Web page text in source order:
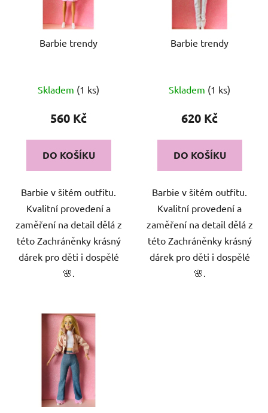
Barbie trendy
Skladem (1 ks)
560 Kč
DO KOŠÍKU
Barbie v šitém outfitu.
Kvalitní provedení a
zaměření na detail dělá z
této Zachráněnky krásný
dárek pro děti i dospělé
🌸.
Barbie trendy
Skladem (1 ks)
620 Kč
DO KOŠÍKU
Barbie v šitém outfitu.
Kvalitní provedení a
zaměření na detail dělá z
této Zachráněnky krásný
dárek pro děti i dospělé
🌸.